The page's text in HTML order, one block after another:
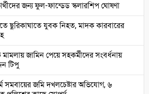
জন্য ফুল-ফান্ডেড স্কলারশিপ ঘোষণা
ছুরিকাঘাতে যুবক নিহত, মাদক কারবারের
জামিন পেয়ে সহকর্মীদের সংবর্ধনায়
টিপু
সমবায়ের জমি দখলচেষ্টার অভিযোগ, ৬